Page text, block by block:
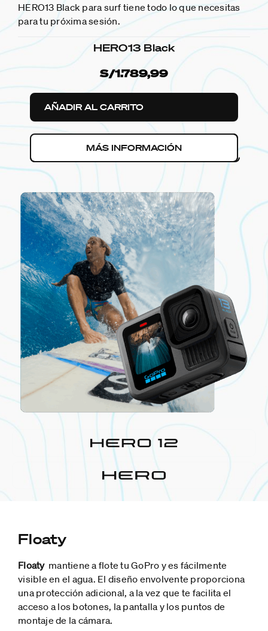
HERO13 Black para surf tiene todo lo que necesitas
para tu próxima sesión.
HERO13 Black
S/1.789,99
AÑADIR AL CARRITO
MÁS INFORMACIÓN
Floaty
Floatymantiene a flote tu GoPro y es fácilmente
visible en el agua. El diseño envolvente proporciona
una protección adicional, a la vez que te facilita el
acceso a los botones, la pantalla y los puntos de
montaje de la cámara.